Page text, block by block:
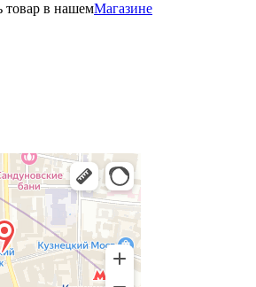
в нашемМагазине